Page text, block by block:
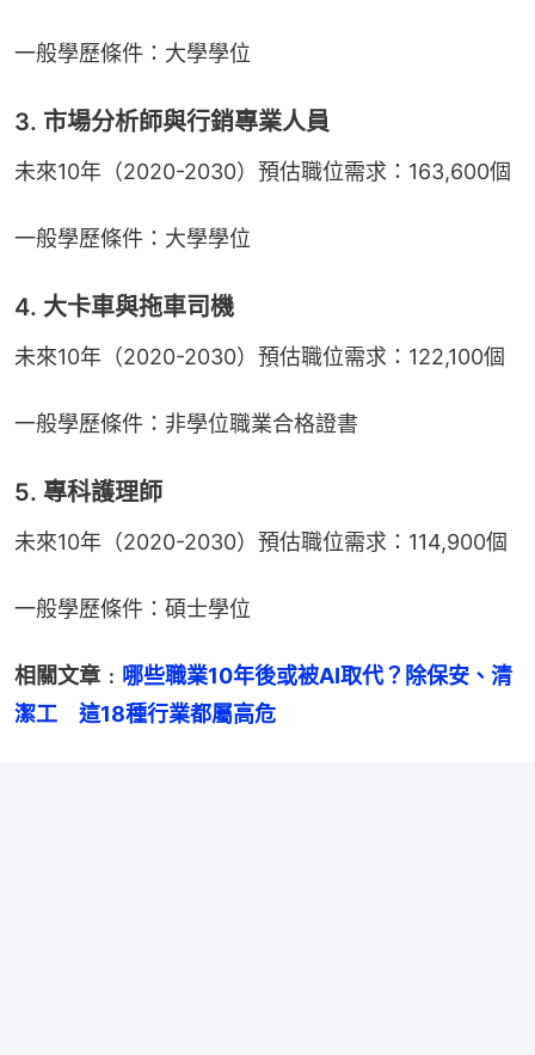
一般學歷條件：大學學位
3. 市場分析師與行銷專業人員
未來10年（2020-2030）預估職位需求：163,600個
一般學歷條件：大學學位
4. 大卡車與拖車司機
未來10年（2020-2030）預估職位需求：122,100個
一般學歷條件：非學位職業合格證書
5. 專科護理師
未來10年（2020-2030）預估職位需求：114,900個
一般學歷條件：碩士學位
相關文章﹕ 哪些職業10年後或被AI取代？除保安、清
潔工　這18種行業都屬高危